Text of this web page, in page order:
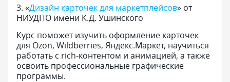
3. «Дизайн карточек для маркетплейсов» от
НИУДПО имени К.Д. Ушинского
Курс поможет изучить оформление карточек
для Ozon, Wildberries, Яндекс.Маркет, научиться
работать с rich-контентом и анимацией, а также
освоить профессиональные графические
программы.